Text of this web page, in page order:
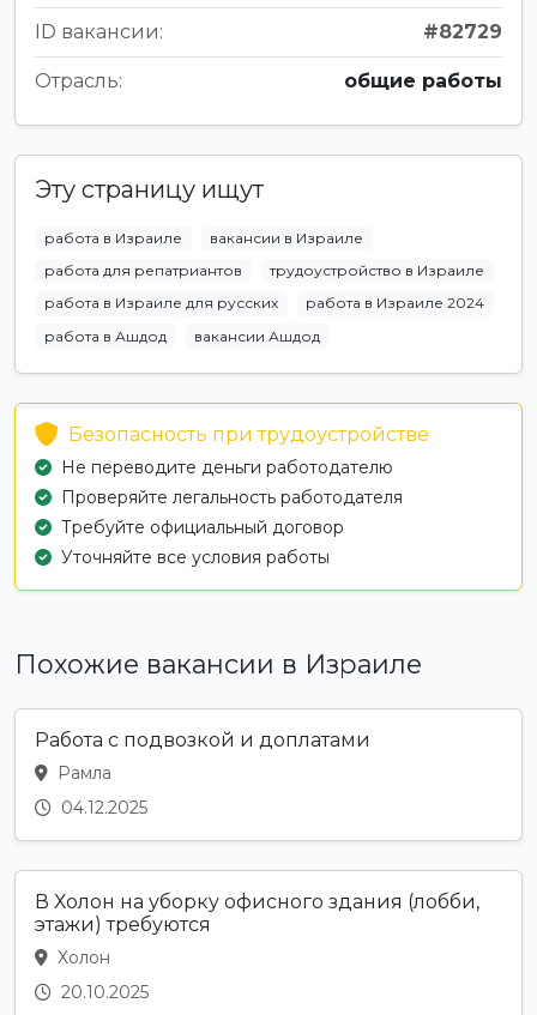
ID вакансии: #82729
Отрасль: общие работы
Эту страницу ищут
работа в Израиле
вакансии в Израиле
работа для репатриантов
трудоустройство в Израиле
работа в Израиле для русских
работа в Израиле 2024
работа в Ашдод
вакансии Ашдод
Безопасность при трудоустройстве
Не переводите деньги работодателю
Проверяйте легальность работодателя
Требуйте официальный договор
Уточняйте все условия работы
Похожие вакансии в Израиле
Работа с подвозкой и доплатами
Рамла
04.12.2025
В Холон на уборку офисного здания (лобби,
этажи) требуются
Холон
20.10.2025